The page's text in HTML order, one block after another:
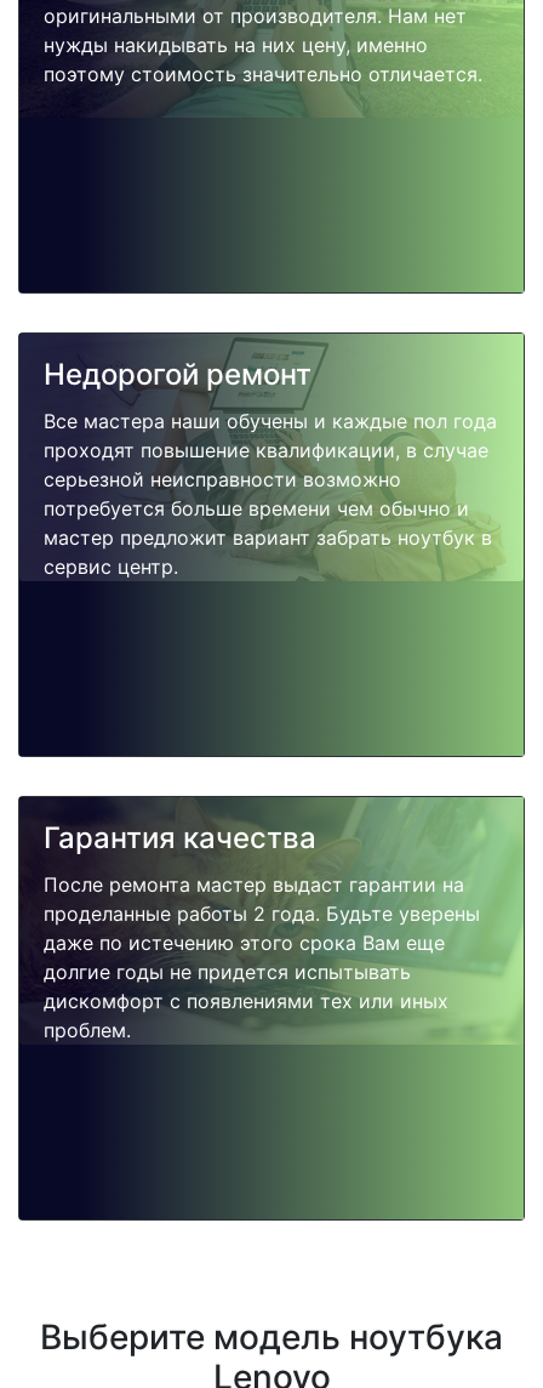
оригинальными от производителя. Нам нет
нужды накидывать на них цену, именно
поэтому стоимость значительно отличается.
Недорогой ремонт
Все мастера наши обучены и каждые пол года
проходят повышение квалификации, в случае
серьезной неисправности возможно
потребуется больше времени чем обычно и
мастер предложит вариант забрать ноутбук в
сервис центр.
Гарантия качества
После ремонта мастер выдаст гарантии на
проделанные работы 2 года. Будьте уверены
даже по истечению этого срока Вам еще
долгие годы не придется испытывать
дискомфорт с появлениями тех или иных
проблем.
Выберите модель ноутбука
Lenovo